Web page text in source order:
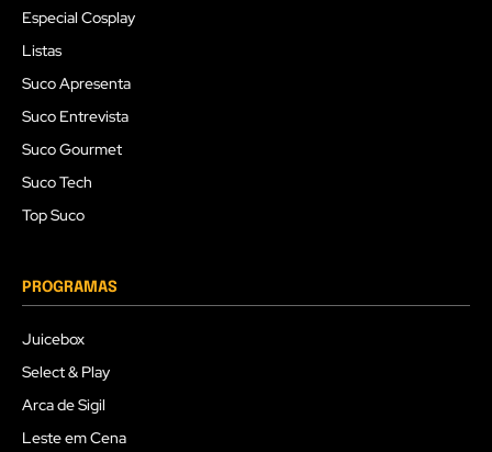
Especial Cosplay
Listas
Suco Apresenta
Suco Entrevista
Suco Gourmet
Suco Tech
Top Suco
PROGRAMAS
Juicebox
Select & Play
Arca de Sigil
Leste em Cena